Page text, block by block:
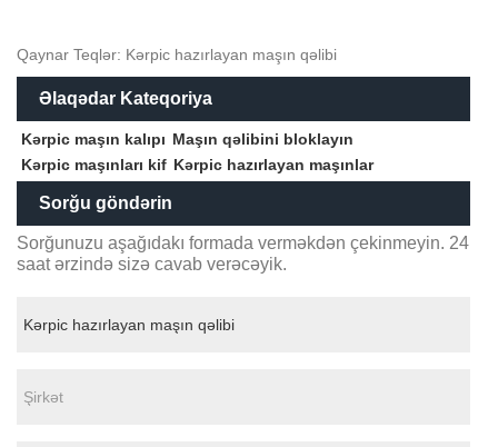
Qaynar Teqlər: Kərpic hazırlayan maşın qəlibi
Əlaqədar Kateqoriya
Kərpic maşın kalıpı Maşın qəlibini bloklayın
Kərpic maşınları kif Kərpic hazırlayan maşınlar
Sorğu göndərin
Sorğunuzu aşağıdakı formada verməkdən çekinmeyin. 24
saat ərzində sizə cavab verəcəyik.